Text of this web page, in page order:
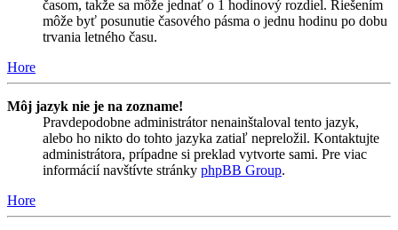
časom, takže sa môže jednať o 1 hodinový rozdiel. Riešením
môže byť posunutie časového pásma o jednu hodinu po dobu
trvania letného času.
Hore
Môj jazyk nie je na zozname!
Pravdepodobne administrátor nenainštaloval tento jazyk,
alebo ho nikto do tohto jazyka zatiaľ nepreložil. Kontaktujte
administrátora, prípadne si preklad vytvorte sami. Pre viac
informácií navštívte stránky phpBB Group.
Hore